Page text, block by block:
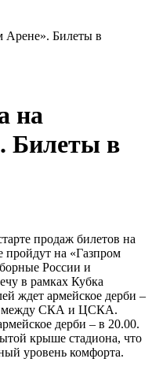
Арене». Билеты в
на
Билеты в
продаж билетов на
пройдут на «Газпром
России и
в рамках Кубка
ждет армейское дерби –
между СКА и ЦСКА.
дерби – в 20.00.
крыше стадиона, что
уровень комфорта.